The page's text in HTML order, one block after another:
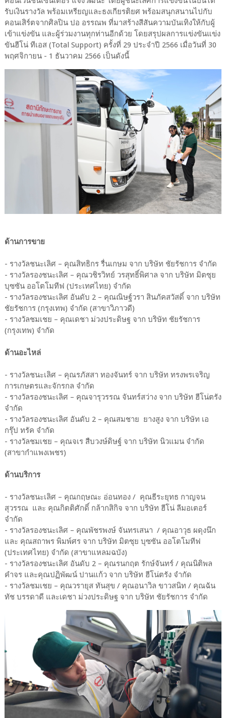
รับเงินรางวัล พร้อมเหรียญและธงเกียรติยศ พร้อมสนุกสนานไปกับ
คอนเสิร์ตจากศิลปิน ปอ อรรณพ ที่มาสร้างสีสันความบันเทิงให้กับผู้
เข้าแข่งขัน และผู้ร่วมงานทุกท่านอีกด้วย โดยสรุปผลการแข่งขันแข่ง
ขันฮีโน่ ทีเอส (Total Support) ครั้งที่ 29 ประจำปี 2566 เมื่อวันที่ 30
พฤศจิกายน - 1 ธันวาคม 2566 เป็นดังนี้
ด้านการขาย
- รางวัลชนะเลิศ – คุณสิทธิกร รื่นเกษม จาก บริษัท ชัยรัชการ จำกัด
- รางวัลรองชนะเลิศ – คุณวชิรวิทย์ วรสุทธิ์พิศาล จาก บริษัท มิตซุย
บุซซัน ออโตโมทีฟ (ประเทศไทย) จำกัด
- รางวัลรองชนะเลิศ อันดับ 2 – คุณณิษฐ์วรา สินภัคสวัสดิ์ จาก บริษัท
ชัยรัชการ (กรุงเทพ) จำกัด (สาขาวิภาวดี)
- รางวัลชมเชย – คุณเดชา ม่วงประดิษฐ จาก บริษัท ชัยรัชการ
(กรุงเทพ) จำกัด
ด้านอะไหล่
- รางวัลชนะเลิศ – คุณรภัสสา ทองจันทร์ จาก บริษัท ทรงพรเจริญ
การเกษตรและจักรกล จำกัด
- รางวัลรองชนะเลิศ – คุณจารุวรรณ จันทร์สว่าง จาก บริษัท ฮีโน่ตรัง
จำกัด
- รางวัลรองชนะเลิศ อันดับ 2 – คุณสมชาย ยางสูง จาก บริษัท เอ
กรุ๊ป ทรัค จำกัด
- รางวัลชมเชย – คุณจเร สืบวงษ์ดิษฐ์ จาก บริษัท นิวแมน จำกัด
(สาขากำแพงเพชร)
ด้านบริการ
- รางวัลชนะเลิศ – คุณกฤษณะ อ่อนทอง / คุณธีระยุทธ กาญจน
สุวรรณ และ คุณกิตติศักดิ์ กล้ากสิกิจ จาก บริษัท ฮีโน่ ลีมอเตอร์
จำกัด
- รางวัลรองชนะเลิศ – คุณพัชรพงษ์ จันทรเสนา / คุณอาวุธ ผดุงนึก
และ คุณสถาพร พิมพ์ศร จาก บริษัท มิตซุย บุซซัน ออโตโมทีฟ
(ประเทศไทย) จำกัด (สาขาแหลมฉบัง)
- รางวัลรองชนะเลิศ อันดับ 2 – คุณรนกฤต รักษ์จันทร์ / คุณนิติพล
คำจร และคุณปฏิพัฒน์ ปานแก้ว จาก บริษัท ฮีโน่ตรัง จำกัด
- รางวัลชมเชย – คุณวรายุส ทันสุข / คุณอนาวิล ขาวสนิท / คุณฉัน
ทัช บรรดาดี และเดชา ม่วงประดิษฐ จาก บริษัท ชัยรัชการ จำกัด